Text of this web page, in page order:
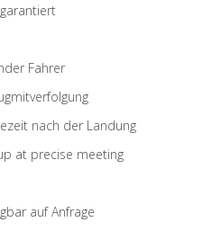
Fahrer
nach der Landung
at precise meeting
auf Anfrage